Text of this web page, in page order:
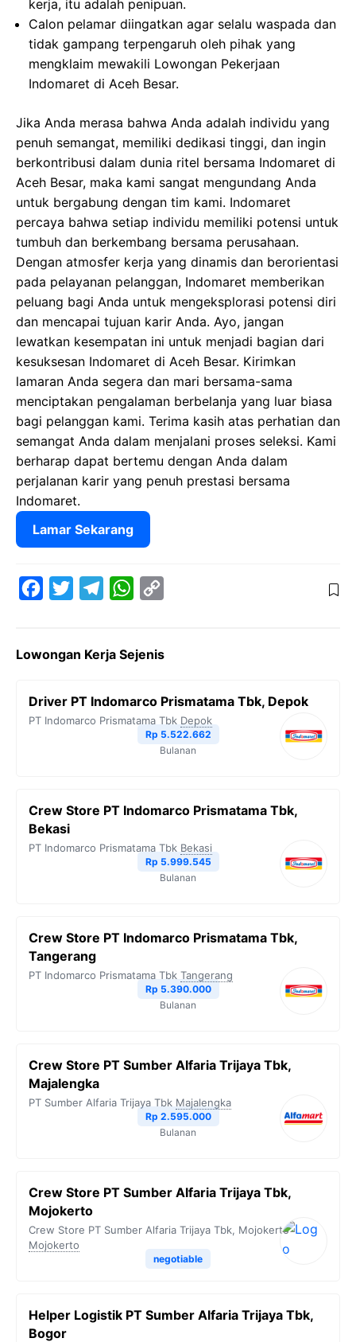
kerja, itu adalah penipuan.
Calon pelamar diingatkan agar selalu waspada dan
tidak gampang terpengaruh oleh pihak yang
mengklaim mewakili Lowongan Pekerjaan
Indomaret di Aceh Besar.
Jika Anda merasa bahwa Anda adalah individu yang
penuh semangat, memiliki dedikasi tinggi, dan ingin
berkontribusi dalam dunia ritel bersama Indomaret di
Aceh Besar, maka kami sangat mengundang Anda
untuk bergabung dengan tim kami. Indomaret
percaya bahwa setiap individu memiliki potensi untuk
tumbuh dan berkembang bersama perusahaan.
Dengan atmosfer kerja yang dinamis dan berorientasi
pada pelayanan pelanggan, Indomaret memberikan
peluang bagi Anda untuk mengeksplorasi potensi diri
dan mencapai tujuan karir Anda. Ayo, jangan
lewatkan kesempatan ini untuk menjadi bagian dari
kesuksesan Indomaret di Aceh Besar. Kirimkan
lamaran Anda segera dan mari bersama-sama
menciptakan pengalaman berbelanja yang luar biasa
bagi pelanggan kami. Terima kasih atas perhatian dan
semangat Anda dalam menjalani proses seleksi. Kami
berharap dapat bertemu dengan Anda dalam
perjalanan karir yang penuh prestasi bersama
Indomaret.
Lamar Sekarang
e
o
t
e
e
r
W
t
A
y
i
n
k
Lowongan Kerja Sejenis
Driver PT Indomarco Prismatama Tbk, Depok
PT Indomarco Prismatama Tbk Depok
Rp 5.522.662
Bulanan
Crew Store PT Indomarco Prismatama Tbk,
Bekasi
PT Indomarco Prismatama Tbk Bekasi
Rp 5.999.545
Bulanan
Crew Store PT Indomarco Prismatama Tbk,
Tangerang
PT Indomarco Prismatama Tbk Tangerang
Rp 5.390.000
Bulanan
Crew Store PT Sumber Alfaria Trijaya Tbk,
Majalengka
PT Sumber Alfaria Trijaya Tbk Majalengka
Rp 2.595.000
Bulanan
Crew Store PT Sumber Alfaria Trijaya Tbk,
Mojokerto
Crew Store PT Sumber Alfaria Trijaya Tbk, Mojokerto
Mojokerto
negotiable
Helper Logistik PT Sumber Alfaria Trijaya Tbk,
Bogor